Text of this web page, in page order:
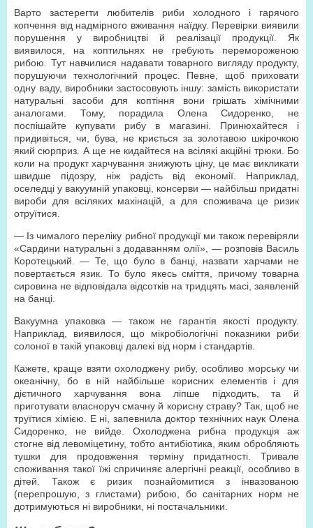
Варто застерегти любителів риби холодного і гарячого
копчення від надмірного вживання наїдку. Перевірки виявили
порушення у виробництві й реалізації продукції. Як
виявилося, на коптильнях не гребують перемороженою
рибою. Тут навчилися надавати товарного вигляду продукту,
порушуючи технологічний процес. Певне, щоб приховати
одну ваду, виробники застосовують іншу: замість використати
натуральні засоби для коптіння вони грішать хімічними
аналогами. Тому, порадила Олена Сидоренко, не
поспішайте купувати рибу в магазині. Принюхайтеся і
придивіться, чи, бува, не криється за золотавою шкірочкою
який сюрприз. А ще не кидайтеся на всілякі акційні трюки. Бо
коли на продукт харчування знижують ціну, це має викликати
швидше підозру, ніж радість від економії. Наприклад,
оселедці у вакуумній упаковці, консерви — найбільш придатні
вироби для всіляких махінацій, а для споживача це ризик
отруїтися.
— Із чималого переліку рибної продукції ми також перевіряли
«Сардини натуральні з додаванням олії», — розповів Василь
Коротецький. — Те, що було в банці, назвати харчами не
повертається язик. То було якесь сміття, причому товарна
сировина не відповідала відсотків на тридцять масі, заявленій
на банці.
Вакуумна упаковка — також не гарантія якості продукту.
Наприклад, виявилося, що мікробіологічні показники риби
солоної в такій упаковці далекі від норм і стандартів.
Кажете, краще взяти охолоджену рибу, особливо морську чи
океанічну, бо в ній найбільше корисних елементів і для
дієтичного харчування вона ліпше підходить, та й
приготувати власноруч смачну й корисну страву? Так, щоб не
труїтися хімією. Е ні, запевнила доктор технічних наук Олена
Сидоренко, не вийде. Охолоджена рибна продукція аж
стогне від левоміцетину, тобто антибіотика, яким обробляють
тушки для продовження терміну придатності. Тривале
споживання такої їжі спричиняє алергічні реакції, особливо в
дітей. Також є ризик познайомитися з інвазованою
(перепрошую, з глистами) рибою, бо санітарних норм не
дотримуються ні виробники, ні постачальники.